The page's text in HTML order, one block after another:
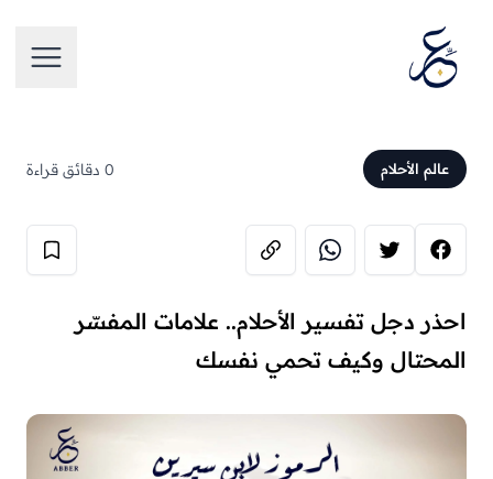
فتح
عالم الأحلام 0 دقائق قراءة
احذر دجل تفسير الأحلام.. علامات المفسّر
المحتال وكيف تحمي نفسك